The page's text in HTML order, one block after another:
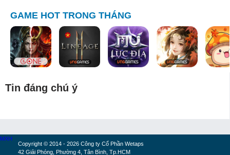
GAME HOT TRONG THÁNG
Tin đáng chú ý
Copyright © 2014 - 2026 Công ty Cổ Phần Wetaps
42 Giải Phóng, Phường 4, Tân Bình, Tp.HCM
MXH